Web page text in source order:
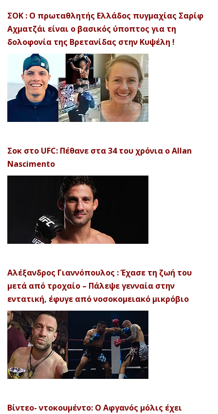
ΣΟΚ : Ο πρωταθλητής Ελλάδος πυγμαχίας Σαρίφ
Αχματζάι είναι ο βασικός ύποπτος για τη
δολοφονία της Βρετανίδας στην Κυψέλη !
Σοκ στο UFC: Πέθανε στα 34 του χρόνια ο Allan
Nascimento
Αλέξανδρος Γιαννόπουλος : Έχασε τη ζωή του
μετά από τροχαίο – Πάλεψε γενναία στην
εντατική, έφυγε από νοσοκομειακό μικρόβιο
Βίντεο- ντοκουμέντο: Ο Αφγανός μόλις έχει